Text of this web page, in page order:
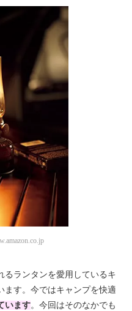
るランタンを愛用しているキ
ます。今ではキャンプを快適
います。今回はそのなかでも